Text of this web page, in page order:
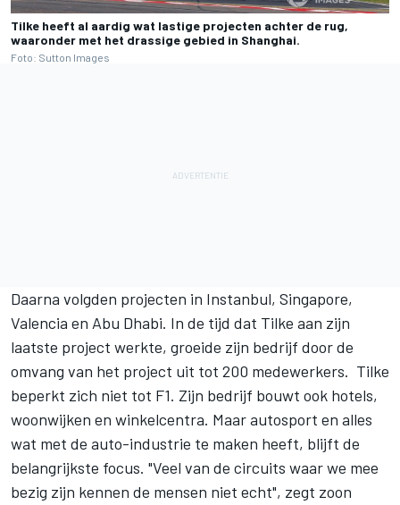
Tilke heeft al aardig wat lastige projecten achter de rug,
waaronder met het drassige gebied in Shanghai.
Foto: Sutton Images
Daarna volgden projecten in Instanbul, Singapore,
Valencia en Abu Dhabi. In de tijd dat Tilke aan zijn
laatste project werkte, groeide zijn bedrijf door de
omvang van het project uit tot 200 medewerkers. Tilke
beperkt zich niet tot F1. Zijn bedrijf bouwt ook hotels,
woonwijken en winkelcentra. Maar autosport en alles
wat met de auto-industrie te maken heeft, blijft de
belangrijkste focus. "Veel van de circuits waar we mee
bezig zijn kennen de mensen niet echt", zegt zoon